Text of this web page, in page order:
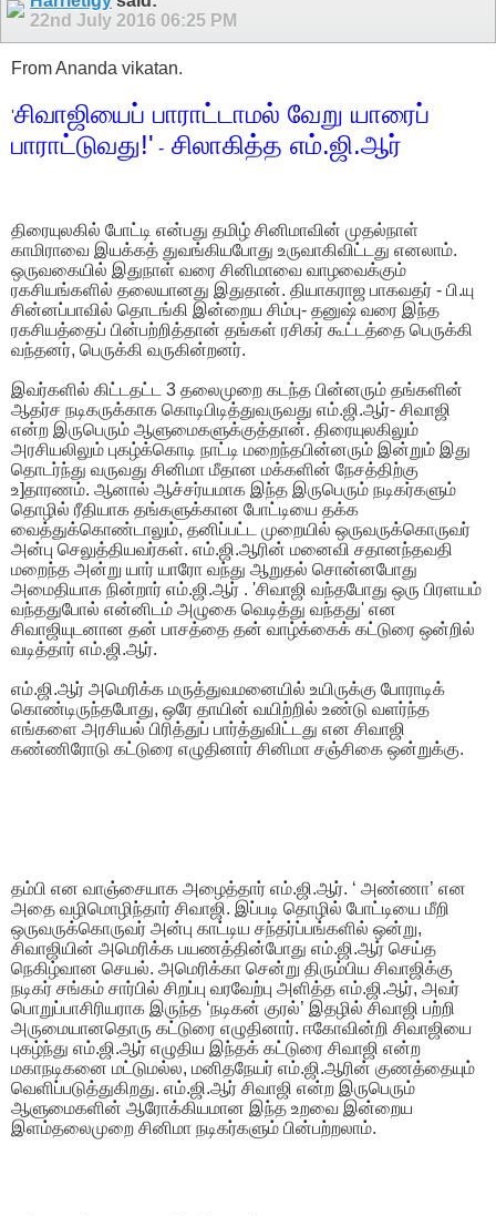
22nd July 2016 06:25 PM
From Ananda vikatan.
'சிவாஜியைப் பாராட்டாமல் வேறு யாரைப்
பாராட்டுவது!' - சிலாகித்த எம்.ஜி.ஆர்
திரையுலகில் போட்டி என்பது தமிழ் சினிமாவின் முதல்நாள்
காமிராவை இயக்கத் துவங்கியபோது உருவாகிவிட்டது எனலாம்.
ஒருவகையில் இதுநாள் வரை சினிமாவை வாழவைக்கும்
ரகசியங்களில் தலையானது இதுதான். தியாகராஜ பாகவதர் - பி.யு
சின்னப்பாவில் தொடங்கி இன்றைய சிம்பு- தனுஷ் வரை இந்த
ரகசியத்தைப் பின்பற்றித்தான் தங்கள் ரசிகர் கூட்டத்தை பெருக்கி
வந்தனர், பெருக்கி வருகின்றனர்.
இவர்களில் கிட்டதட்ட 3 தலைமுறை கடந்த பின்னரும் தங்களின்
ஆதர்ச நடிகருக்காக கொடிபிடித்துவருவது எம்.ஜி.ஆர்- சிவாஜி
என்ற இருபெரும் ஆளுமைகளுக்குத்தான். திரையுலகிலும்
அரசியலிலும் புகழ்க்கொடி நாட்டி மறைந்தபின்னரும் இன்றும் இது
தொடர்ந்து வருவது சினிமா மீதான மக்களின் நேசத்திற்கு
உ]தாரணம். ஆனால் ஆச்சர்யமாக இந்த இருபெரும் நடிகர்களும்
தொழில் ரீதியாக தங்களுக்கான போட்டியை தக்க
வைத்துக்கொண்டாலும், தனிப்பட்ட முறையில் ஒருவருக்கொருவர்
அன்பு செலுத்தியவர்கள். எம்.ஜி.ஆரின் மனைவி சதானந்தவதி
மறைந்த அன்று யார் யாரோ வந்து ஆறுதல் சொன்னபோது
அமைதியாக நின்றார் எம்.ஜி.ஆர் . 'சிவாஜி வந்தபோது ஒரு பிரளயம்
வந்ததுபோல் என்னிடம் அழுகை வெடித்து வந்தது' என
சிவாஜியுடனான தன் பாசத்தை தன் வாழ்க்கைக் கட்டுரை ஒன்றில்
வடித்தார் எம்.ஜி.ஆர்.
எம்.ஜி.ஆர் அமெரிக்க மருத்துவமனையில் உயிருக்கு போராடிக்
கொண்டிருந்தபோது, ஒரே தாயின் வயிற்றில் உண்டு வளர்ந்த
எங்களை அரசியல் பிரித்துப் பார்த்துவிட்டது என சிவாஜி
கண்ணிரோடு கட்டுரை எழுதினார் சினிமா சஞ்சிகை ஒன்றுக்கு.
தம்பி என வாஞ்சையாக அழைத்தார் எம்.ஜி.ஆர். ‘ அண்ணா’ என
அதை வழிமொழிந்தார் சிவாஜி. இப்படி தொழில் போட்டியை மீறி
ஒருவருக்கொருவர் அன்பு காட்டிய சந்தர்ப்பங்களில் ஒன்று,
சிவாஜியின் அமெரிக்க பயணத்தின்போது எம்.ஜி.ஆர் செய்த
நெகிழ்வான செயல். அமெரிக்கா சென்று திரும்பிய சிவாஜிக்கு
நடிகர் சங்கம் சார்பில் சிறப்பு வரவேற்பு அளித்த எம்.ஜி.ஆர், அவர்
பொறுப்பாசிரியராக இருந்த ‘நடிகன் குரல்’ இதழில் சிவாஜி பற்றி
அருமையானதொரு கட்டுரை எழுதினார். ஈகோவின்றி சிவாஜியை
புகழ்ந்து எம்.ஜி.ஆர் எழுதிய இந்தக் கட்டுரை சிவாஜி என்ற
மகாநடிகனை மட்டுமல்ல, மனிதநேயர் எம்.ஜி.ஆரின் குணத்தையும்
வெளிப்படுத்துகிறது. எம்.ஜி.ஆர் சிவாஜி என்ற இருபெரும்
ஆளுமைகளின் ஆரோக்கியமான இந்த உறவை இன்றைய
இளம்தலைமுறை சினிமா நடிகர்களும் பின்பற்றலாம்.